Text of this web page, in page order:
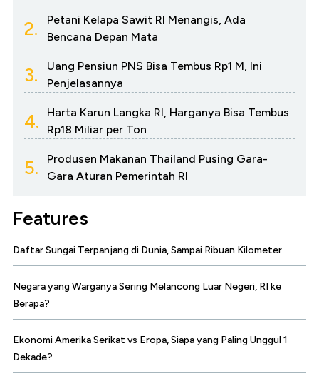
2.
Petani Kelapa Sawit RI Menangis, Ada
Bencana Depan Mata
3.
Uang Pensiun PNS Bisa Tembus Rp1 M, Ini
Penjelasannya
4.
Harta Karun Langka RI, Harganya Bisa Tembus
Rp18 Miliar per Ton
5.
Produsen Makanan Thailand Pusing Gara-
Gara Aturan Pemerintah RI
Features
Daftar Sungai Terpanjang di Dunia, Sampai Ribuan Kilometer
Negara yang Warganya Sering Melancong Luar Negeri, RI ke
Berapa?
Ekonomi Amerika Serikat vs Eropa, Siapa yang Paling Unggul 1
Dekade?